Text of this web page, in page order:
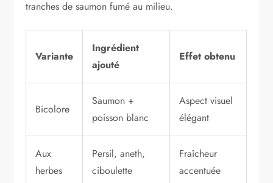
tranches de saumon fumé au milieu.
Variante
Ingrédient
ajouté
Effet obtenu
Bicolore
Saumon +
poisson blanc
Aspect visuel
élégant
Aux
herbes
Persil, aneth,
ciboulette
Fraîcheur
accentuée